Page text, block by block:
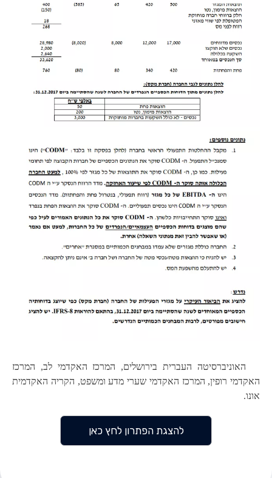
האוניברסיטה העברית בירושלים, המרכז האקדמי לב, המרכז
האקדמי רופין, המרכז האקדמי שערי מדע ומשפט, הקריה האקדמית
אונו.
להצגת הפתרון לחץ כאן